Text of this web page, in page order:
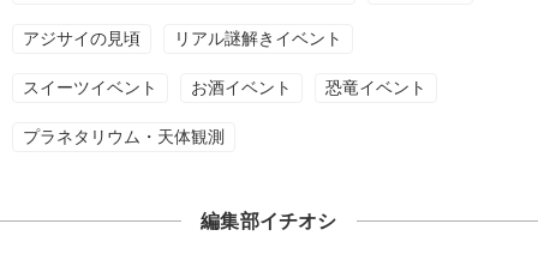
アジサイの見頃 リアル謎解きイベント
スイーツイベント お酒イベント 恐竜イベント
プラネタリウム・天体観測
編集部イチオシ